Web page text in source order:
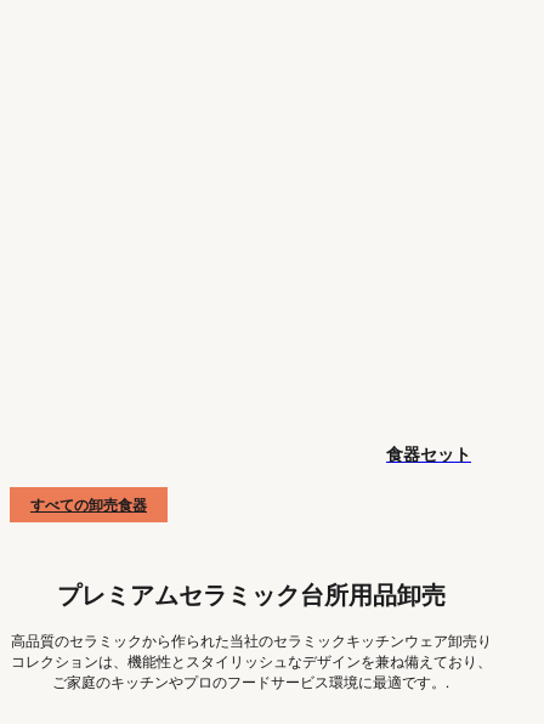
食器セット
すべての卸売食器
プレミアムセラミック台所用品卸売
高品質のセラミックから作られた当社のセラミックキッチンウェア卸売り
コレクションは、機能性とスタイリッシュなデザインを兼ね備えており、
ご家庭のキッチンやプロのフードサービス環境に最適です。.